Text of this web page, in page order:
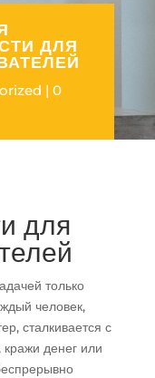
ДЛЯ
0
для
только
человек,
сталкивается с
денег или